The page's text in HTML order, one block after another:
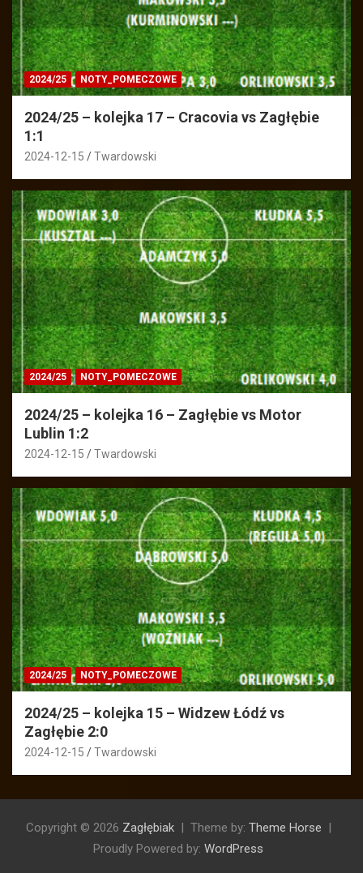
2024/25 NOTY_POMECZOWE
2024/25 – kolejka 17 – Cracovia vs Zagłębie
1:1
2024-12-15 Twardowski
2024/25 NOTY_POMECZOWE
2024/25 – kolejka 16 – Zagłębie vs Motor
Lublin 1:2
2024-12-15 Twardowski
2024/25 NOTY_POMECZOWE
2024/25 – kolejka 15 – Widzew Łódź vs
Zagłębie 2:0
2024-12-15 Twardowski
Copyright © 2026 Zagłębiak Theme by: Theme Horse
Proudly Powered by: WordPress